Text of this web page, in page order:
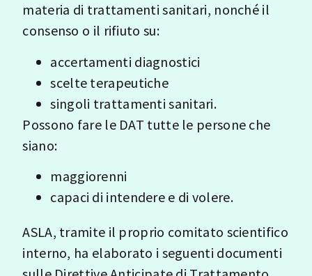
materia di trattamenti sanitari, nonché il
consenso o il rifiuto su:
accertamenti diagnostici
scelte terapeutiche
singoli trattamenti sanitari.
Possono fare le DAT tutte le persone che
siano:
maggiorenni
capaci di intendere e di volere.
ASLA, tramite il proprio comitato scientifico
interno, ha elaborato i seguenti documenti